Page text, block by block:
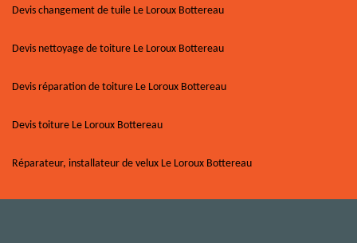
Devis changement de tuile Le Loroux Bottereau
Devis nettoyage de toiture Le Loroux Bottereau
Devis réparation de toiture Le Loroux Bottereau
Devis toiture Le Loroux Bottereau
Réparateur, installateur de velux Le Loroux Bottereau